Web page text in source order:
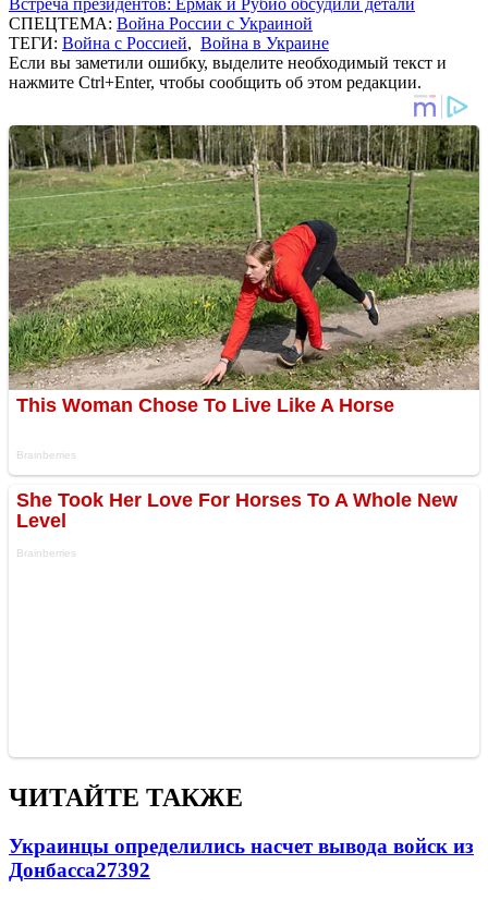
СПЕЦТЕМА: Война России с Украиной
ТЕГИ: Война с Россией, Война в Украине
Если вы заметили ошибку, выделите необходимый текст и
нажмите Ctrl+Enter, чтобы сообщить об этом редакции.
ЧИТАЙТЕ ТАКЖЕ
Украинцы определились насчет вывода войск из
Донбасса27392